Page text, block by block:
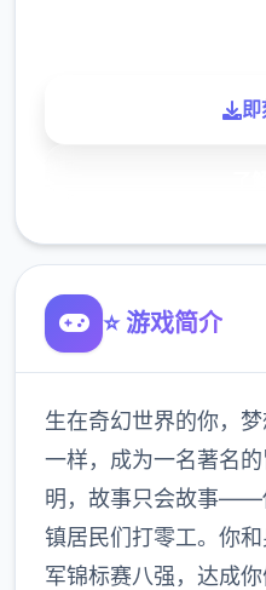
⭐ 游戏简介
生在奇幻世界的你，
一样，成为一名著名
明，故事只会故事——
镇居民们打零工。你
军锦标赛八强，达成